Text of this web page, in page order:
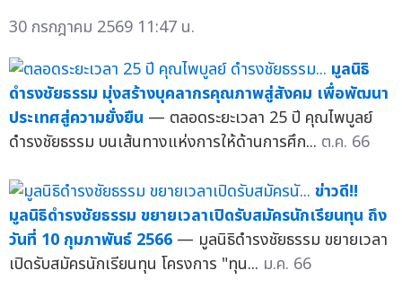
30 กรกฎาคม 2569 11:47 น.
มูลนิธิ
ดำรงชัยธรรม มุ่งสร้างบุคลากรคุณภาพสู่สังคม เพื่อพัฒนา
ประเทศสู่ความยั่งยืน — ตลอดระยะเวลา 25 ปี คุณไพบูลย์
ดำรงชัยธรรม บนเส้นทางแห่งการให้ด้านการศึก... ต.ค. 66
ข่าวดี!!
มูลนิธิดำรงชัยธรรม ขยายเวลาเปิดรับสมัครนักเรียนทุน ถึง
วันที่ 10 กุมภาพันธ์ 2566 — มูลนิธิดำรงชัยธรรม ขยายเวลา
เปิดรับสมัครนักเรียนทุน โครงการ "ทุน... ม.ค. 66